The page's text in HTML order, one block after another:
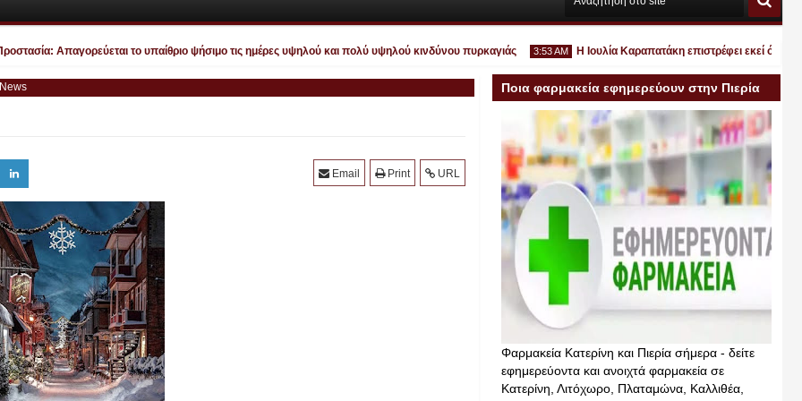
Απαγορεύεται το υπαίθριο ψήσιμο τις ημέρες υψηλού και πολύ υψηλού κινδύνου πυρκαγιάς 3:53 AM
30 2026
Η Ιουλία Καραπατάκη επιστρέφει εκεί όπου
URL
Print
Email
Ποια φαρμακεία εφημερεύουν στην Πιερία
σήμερα
Φαρμακεία Κατερίνη και Πιερία σήμερα - δείτε
εφημερεύοντα και ανοιχτά φαρμακεία σε
Κατερίνη, Λιτόχωρο, Πλαταμώνα, Καλλιθέα,